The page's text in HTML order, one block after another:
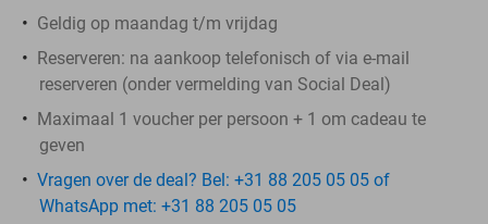
Geldig op maandag t/m vrijdag
Reserveren: na aankoop telefonisch of via e-mail
reserveren (onder vermelding van Social Deal)
Maximaal 1 voucher per persoon + 1 om cadeau te
geven
Vragen over de deal? Bel: +31 88 205 05 05 of
WhatsApp met: +31 88 205 05 05